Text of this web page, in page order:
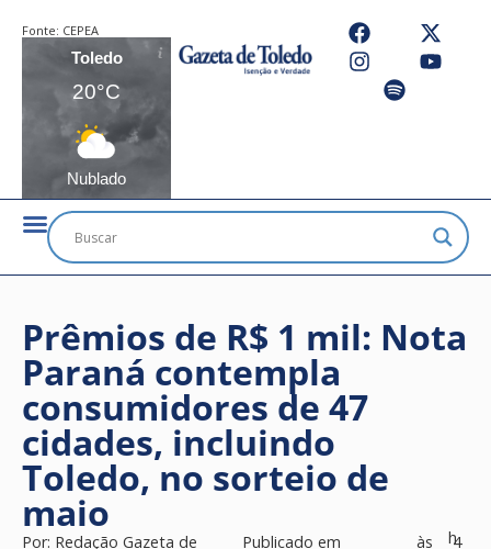
Fonte: CEPEA
Toledo
20°C
Nublado
Prêmios de R$ 1 mil: Nota
Paraná contempla
consumidores de 47
cidades, incluindo
Toledo, no sorteio de
maio
Por: Redação Gazeta de
Publicado em
às
h4